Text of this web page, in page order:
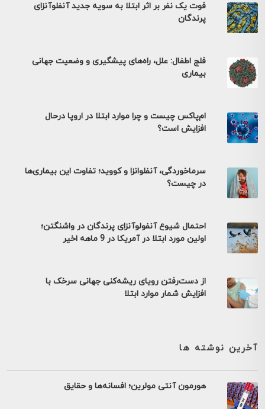
فوت یک نفر بر اثر ابتلا به سویه جدید آنفلوآنزای
پرندگان
فلج اطفال: علل، راه‌های پیشگیری و وضعیت جهانی
بیماری
ام‌پاکس چیست و چرا موارد ابتلا در اروپا درحال
افزایش است؟
سرماخوردگی، آنفلوانزا و کووید؛ تفاوت این بیماری‌ها
در چیست؟
احتمال شیوع آنفولوآنزای پرندگان در واشنگتن؛
اولین مورد ابتلا در آمریکا در 9 ماهه اخیر
از دست‌رفتن رویای ریشه‌کنی جهانی سرخک با
افزایش شمار موارد ابتلا
آخرین نوشته ها
هورمون آنتی مولرین؛ افسانه‌ها و حقایق